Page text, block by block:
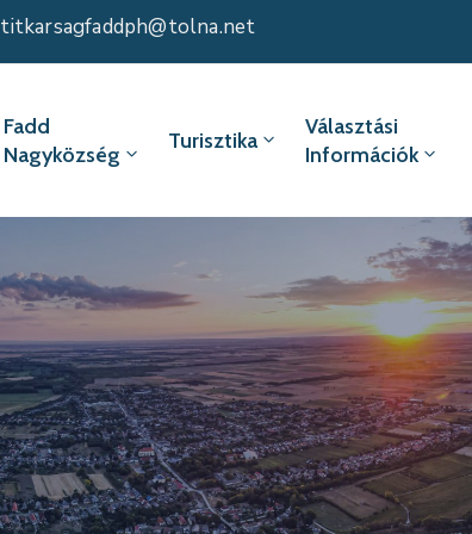
titkarsagfaddph@tolna.net
Fadd
Nagyközség
Turisztika
Választási
Információk